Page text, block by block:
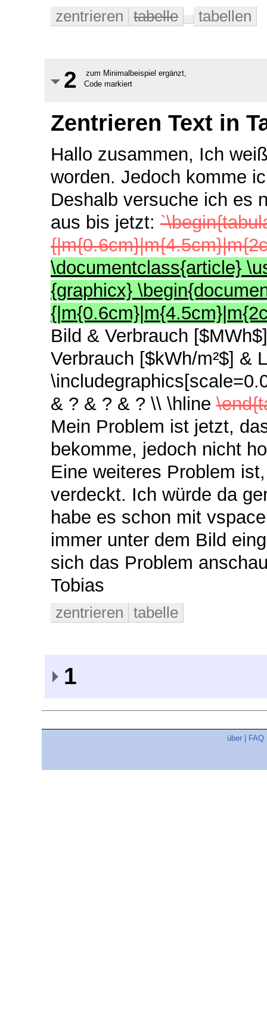
zentrieren tabelle tabellen
2
zum Minimalbeispiel ergänzt,
Code markiert
Zentrieren Text in
Hallo zusammen, Ich
worden. Jedoch komme
Deshalb versuche ich es
aus bis jetzt:
\documentclass{article}
{graphicx}
Bild & Verbrauch
Verbrauch [$kWh/m²$] &
& ? & ? & ? \\ \hline
Mein Problem ist jetzt,
bekomme, jedoch nicht
Eine weiteres Problem
verdeckt. Ich würde da
habe es schon mit
immer unter dem Bild
sich das Problem
Tobias
zentrieren tabelle
1
über FAQ